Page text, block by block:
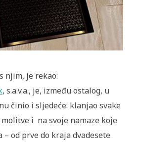
njim, je rekao:
, s.a.v.a., je, između ostalog, u
činio i sljedeće: klanjao svake
i na svoje namaze koje
od prve do kraja dvadesete